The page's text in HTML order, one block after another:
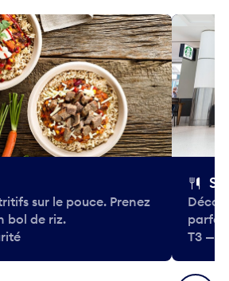
sur le pouce. Prenez
bol de riz.
T3 —